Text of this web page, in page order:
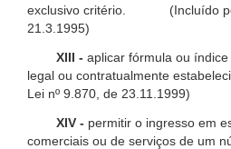
exclusivo critério. (Incluído
21.3.1995)
XIII - aplicar fórmula ou
legal ou contratualmente
Lei nº 9.870, de 23.11.1999)
XIV - permitir o ingresso em
comerciais ou de serviços de um